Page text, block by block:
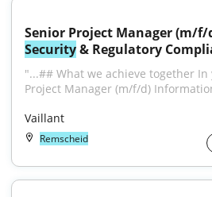
Security & Regulatory
"...## What we achieve together
Project Manager (m/f/d)
Vaillant
Remscheid